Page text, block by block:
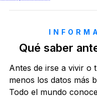
Qué saber
Antes de irse a vivir o
menos los datos más
Todo el mundo